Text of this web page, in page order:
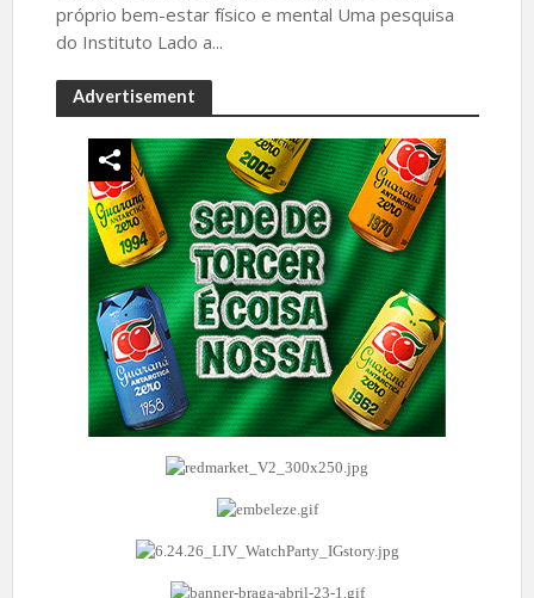
próprio bem-estar físico e mental Uma pesquisa
do Instituto Lado a...
Advertisement